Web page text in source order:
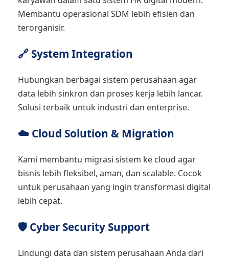
Membantu operasional SDM lebih efisien dan
terorganisir.
🔗 System Integration
Hubungkan berbagai sistem perusahaan agar
data lebih sinkron dan proses kerja lebih lancar.
Solusi terbaik untuk industri dan enterprise.
☁️ Cloud Solution & Migration
Kami membantu migrasi sistem ke cloud agar
bisnis lebih fleksibel, aman, dan scalable. Cocok
untuk perusahaan yang ingin transformasi digital
lebih cepat.
🛡️ Cyber Security Support
Lindungi data dan sistem perusahaan Anda dari